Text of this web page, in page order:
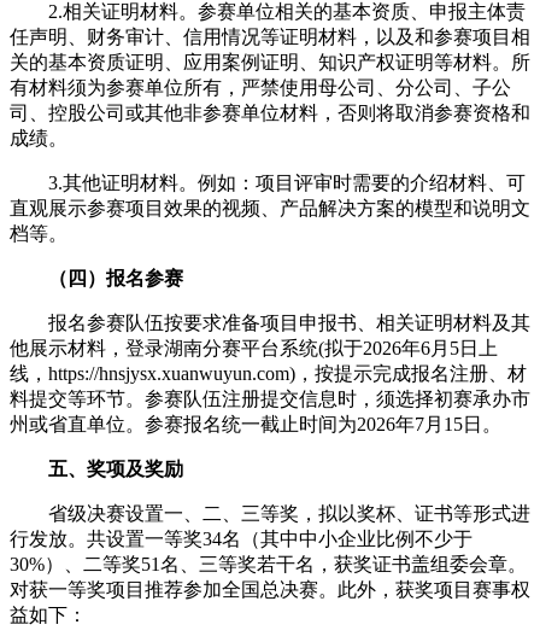
2.相关证明材料。参赛单位相关的基本资质、申报主体责
任声明、财务审计、信用情况等证明材料，以及和参赛项目相
关的基本资质证明、应用案例证明、知识产权证明等材料。所
有材料须为参赛单位所有，严禁使用母公司、分公司、子公
司、控股公司或其他非参赛单位材料，否则将取消参赛资格和
成绩。
3.其他证明材料。例如：项目评审时需要的介绍材料、可
直观展示参赛项目效果的视频、产品解决方案的模型和说明文
档等。
（四）报名参赛
报名参赛队伍按要求准备项目申报书、相关证明材料及其
他展示材料，登录湖南分赛平台系统(拟于2026年6月5日上
线，https://hnsjysx.xuanwuyun.com)，按提示完成报名注册、材
料提交等环节。参赛队伍注册提交信息时，须选择初赛承办市
州或省直单位。参赛报名统一截止时间为2026年7月15日。
五、奖项及奖励
省级决赛设置一、二、三等奖，拟以奖杯、证书等形式进
行发放。共设置一等奖34名（其中中小企业比例不少于
30%）、二等奖51名、三等奖若干名，获奖证书盖组委会章。
对获一等奖项目推荐参加全国总决赛。此外，获奖项目赛事权
益如下：